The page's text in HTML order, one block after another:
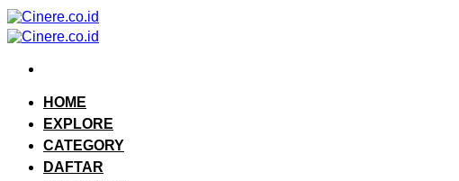
Skip
to
content
HOME
EXPLORE
CATEGORY
DAFTAR